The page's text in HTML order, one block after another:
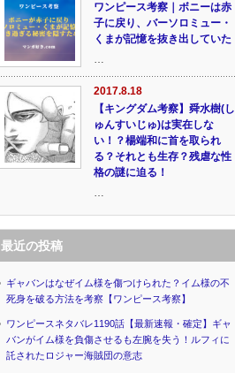
ワンピース考察｜ボニーは赤
子に戻り、バーソロミュー・
くまが記憶を抜き出していた
…
2017.8.18
【キングダム考察】舜水樹(し
ゅんすいじゅ)は実在しな
い！？楊端和に首を取られ
る？それとも生存？残虐な性
格の謎に迫る！
…
最近の投稿
ギャバンはなぜイム様を傷つけられた？イム様の不
死身を破る方法を考察【ワンピース考察】
ワンピースネタバレ1190話【最新速報・確定】ギャ
バンがイム様を負傷させるも左腕を失う！ルフィに
託されたロジャー海賊団の意志